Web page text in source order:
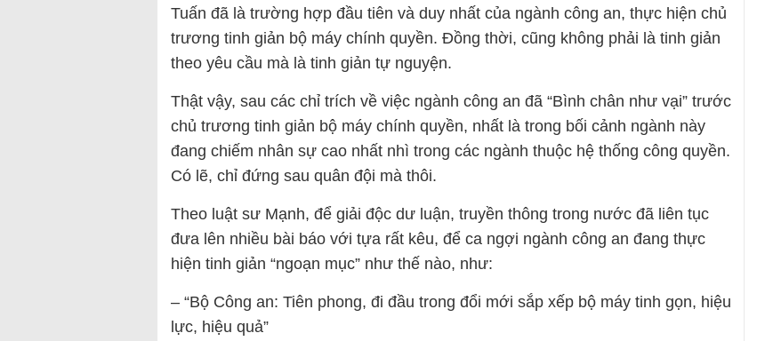
Tuấn đã là trường hợp đầu tiên và duy nhất của ngành công an, thực hiện chủ
trương tinh giản bộ máy chính quyền. Đồng thời, cũng không phải là tinh giản
theo yêu cầu mà là tinh giản tự nguyện.
Thật vậy, sau các chỉ trích về việc ngành công an đã “Bình chân như vại” trước
chủ trương tinh giản bộ máy chính quyền, nhất là trong bối cảnh ngành này
đang chiếm nhân sự cao nhất nhì trong các ngành thuộc hệ thống công quyền.
Có lẽ, chỉ đứng sau quân đội mà thôi.
Theo luật sư Mạnh, để giải độc dư luận, truyền thông trong nước đã liên tục
đưa lên nhiều bài báo với tựa rất kêu, để ca ngợi ngành công an đang thực
hiện tinh giản “ngoạn mục” như thế nào, như:
– “Bộ Công an: Tiên phong, đi đầu trong đổi mới sắp xếp bộ máy tinh gọn, hiệu
lực, hiệu quả”